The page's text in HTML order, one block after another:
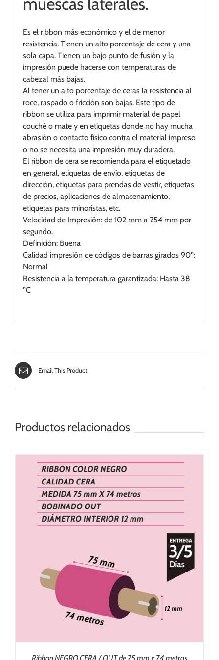
Es el ribbon más económico y el de menor
resistencia. Tienen un alto porcentaje de cera y una
sola capa. Tienen un bajo punto de fusión y la
impresión puede hacerse con temperaturas de
cabezal más bajas.
Al tener un alto porcentaje de ceras la resistencia al
roce, raspado o fricción son bajas. Este tipo de
ribbon se utiliza para imprimir material de papel
couché o mate y en etiquetas donde no hay mucha
abrasión o contacto físico contra el material impreso
o no se necesita una impresión muy duradera.
El ribbon de cera se recomienda para el etiquetado
en general, etiquetas de envío, etiquetas de
dirección, etiquetas para prendas de vestir, etiquetas
de precios, aplicaciones de almacenamiento,
etiquetas para minoristas, etc.
Velocidad de Impresión: de 102 mm a 254 mm por
segundo.
Definición: Buena
Calidad impresión de códigos de barras girados 90º:
Normal
Resistencia a la temperatura garantizada: Hasta 38
ºC
Email This Product
Productos relacionados
Ribbon NEGRO CERA / OUT de 75 mm x 74 metros